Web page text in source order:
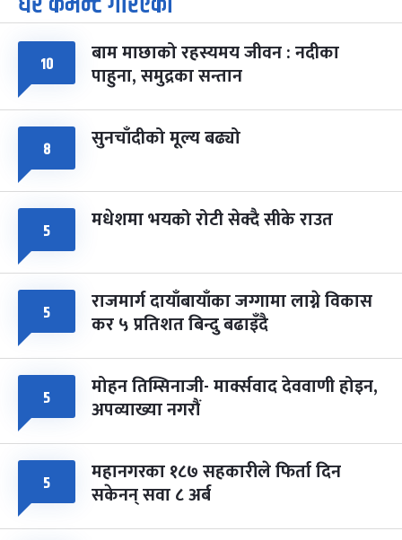
आइत चैत्र ७, २०८३-Mar 21, 2027
८ फागुपूर्णिमा
चैत्र ८, २०८३-Mar 22, 2027
७ महिना बाँकी
१० बाम माछाको रहस्यमय जीवन : नदीका
पाहुना, समुद्रका सन्तान
८ सुनचाँदीको मूल्य बढ्यो
५ मधेशमा भयको रोटी सेक्दै सीके राउत
५ राजमार्ग दायाँबायाँका जग्गामा लाग्ने विकास
कर ५ प्रतिशत बिन्दु बढाइँदै
५ मोहन तिम्सिनाजी- मार्क्सवाद देववाणी होइन,
अपव्याख्या नगरौं
५ महानगरका १८७ सहकारीले फिर्ता दिन
सकेनन् सवा ८ अर्ब